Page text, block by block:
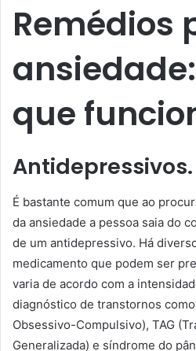
Remédios
que
Antidepressivos.
É bastante comum que ao
da ansiedade a pessoa saia do
de um antidepressivo. Há
medicamento que podem ser
varia de acordo com a
diagnóstico de transtornos
Obsessivo-Compulsivo), TAG
Generalizada) e síndrome do